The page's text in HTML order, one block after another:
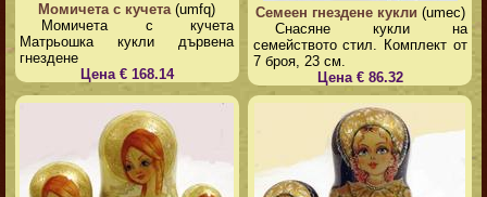
Момичета с кучета(umfq)
Момичета с кучета
Матрьошка кукли дървена
гнездене
Цена € 168.14
Семеен гнездене кукли (umec)
Снасяне кукли на
семейството стил. Комплект от
7 броя, 23 см.
Цена € 86.32